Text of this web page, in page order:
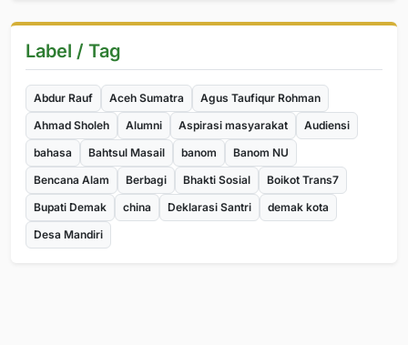
Label / Tag
Abdur Rauf Aceh Sumatra
Agus Taufiqur Rohman
Ahmad Sholeh
Alumni Aspirasi masyarakat
Audiensi
bahasa
Bahtsul Masail banom
Banom NU
Bencana Alam
Berbagi Bhakti Sosial
Boikot Trans7
Bupati Demak
china Deklarasi Santri
demak kota
Desa Mandiri